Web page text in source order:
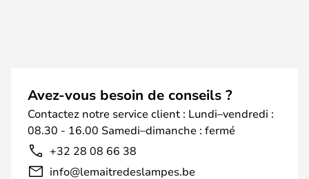
Avez-vous besoin de conseils ?
Contactez notre service client : Lundi–vendredi :
08.30 - 16.00 Samedi–dimanche : fermé
+32 28 08 66 38
info@lemaitredeslampes.be